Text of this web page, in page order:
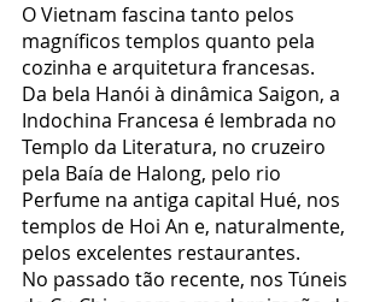
O Vietnam fascina tanto pelos
magníficos templos quanto pela
cozinha e arquitetura francesas.
Da bela Hanói à dinâmica Saigon, a
Indochina Francesa é lembrada no
Templo da Literatura, no cruzeiro
pela Baía de Halong, pelo rio
Perfume na antiga capital Hué, nos
templos de Hoi An e, naturalmente,
pelos excelentes restaurantes.
No passado tão recente, nos Túneis